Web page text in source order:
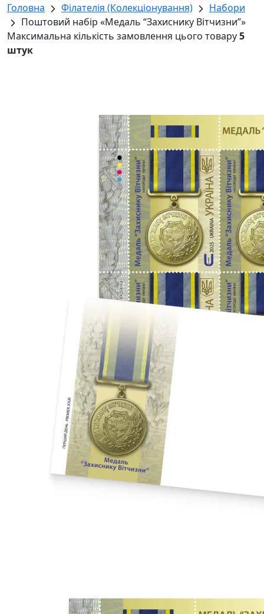
Головна
Філателія (Колекціонування)
Набори
Поштовий набір «Медаль “Захиснику Вітчизни”»
Максимальна кількість замовлення цього товару5
штук